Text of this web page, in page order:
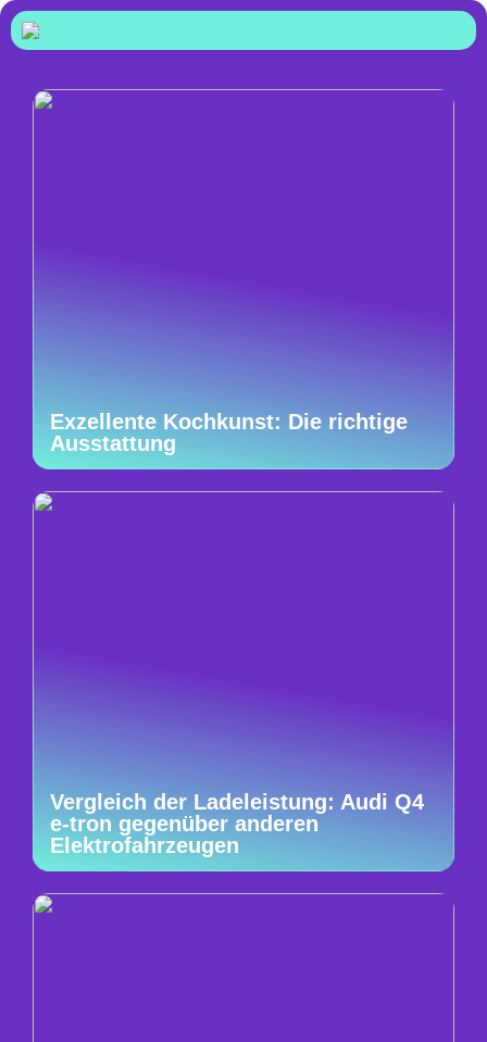
Exzellente Kochkunst: Die richtige
Ausstattung
Vergleich der Ladeleistung: Audi Q4
e-tron gegenüber anderen
Elektrofahrzeugen